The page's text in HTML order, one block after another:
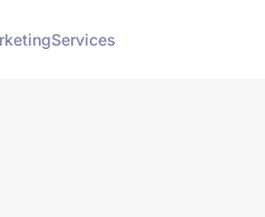
Services